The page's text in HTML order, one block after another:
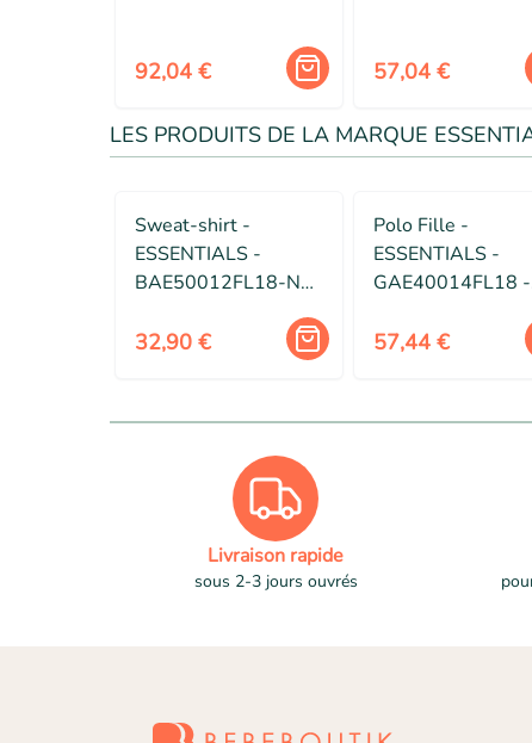
Navy
92,04 € 57,04 €
LES PRODUITS DE LA MARQUE
Sweat-shirt -
ESSENTIALS -
BAE50012FL18-NY-
3T - Polaire - Garçon
- Manches longues
32,90 €
Polo Fille -
ESSENTIALS -
GAE40014FL18 -
Manches
60% Coton - Bleu
57,44 €
Livraison rapide
sous 2-3 jours ouvrés